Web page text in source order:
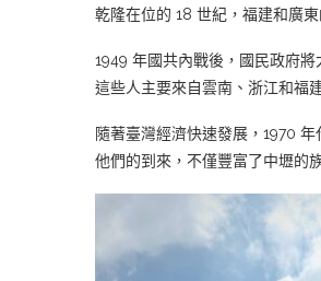
乾隆在位的 18 世紀，福建和廣
1949 年國共內戰後，國民政府
這些人主要來自雲南、浙江和福
隨著臺灣經濟快速發展，1970
他們的到來，不僅豐富了中壢的